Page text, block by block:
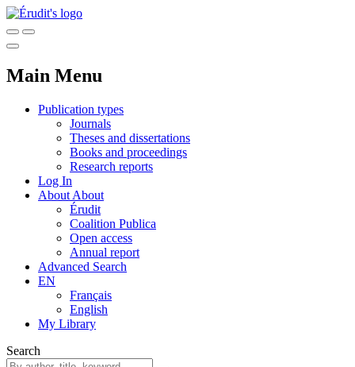
Main Menu
Publication types
Journals
Theses and dissertations
Books and proceedings
Research reports
Log In
About About
Érudit
Coalition Publica
Open access
Annual report
Advanced Search
EN
Français
English
My Library
Search